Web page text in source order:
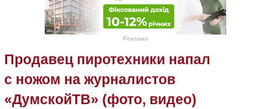
Реклама
Продавец пиротехники напал
с ножом на журналистов
«ДумскойТВ» (фото, видео)